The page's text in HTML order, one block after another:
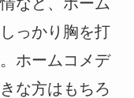
っかり胸を打
ホームコメデ
な方はもちろ